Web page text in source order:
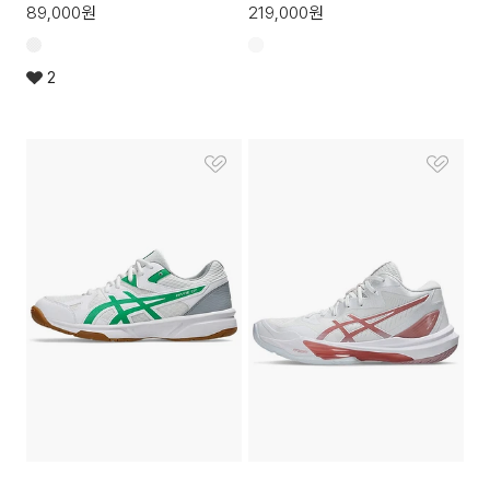
89,000원
2
219,000원